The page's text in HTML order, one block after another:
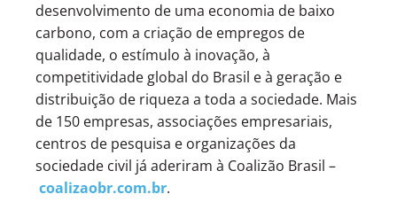
desenvolvimento de uma economia de baixo
carbono, com a criação de empregos de
qualidade, o estímulo à inovação, à
competitividade global do Brasil e à geração e
distribuição de riqueza a toda a sociedade. Mais
de 150 empresas, associações empresariais,
centros de pesquisa e organizações da
sociedade civil já aderiram à Coalizão Brasil –
coalizaobr.com.br.